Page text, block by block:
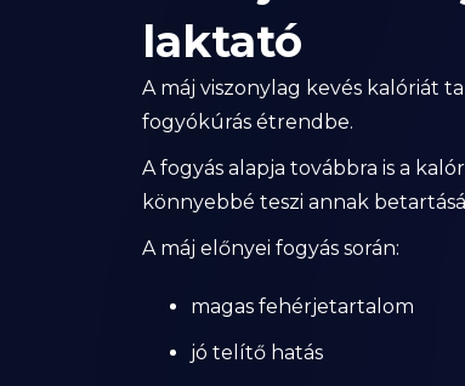
laktató
A máj viszonylag kevés kalóriát
fogyókúrás étrendbe.
A fogyás alapja továbbra is a
könnyebbé teszi annak
A máj előnyei fogyás során:
magas fehérjetartalom
jó telítő hatás